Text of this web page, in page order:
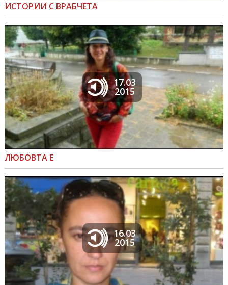
ИСТОРИИ С ВРАБЧЕТА
17.03
2015
ЛЮБОВТА Е
16.03
2015